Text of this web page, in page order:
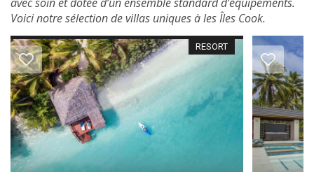
Voici notre sélection de villas uniques à les Îles Cook.
RESORT